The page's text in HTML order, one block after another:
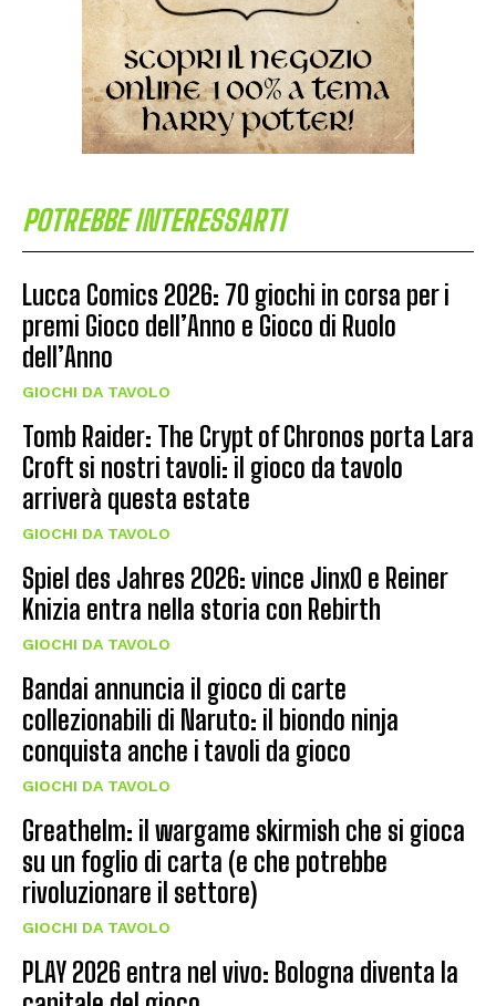
POTREBBE INTERESSARTI
Lucca Comics 2026: 70 giochi in corsa per i
premi Gioco dell’Anno e Gioco di Ruolo
dell’Anno
GIOCHI DA TAVOLO
Tomb Raider: The Crypt of Chronos porta Lara
Croft si nostri tavoli: il gioco da tavolo
arriverà questa estate
GIOCHI DA TAVOLO
Spiel des Jahres 2026: vince JinxO e Reiner
Knizia entra nella storia con Rebirth
GIOCHI DA TAVOLO
Bandai annuncia il gioco di carte
collezionabili di Naruto: il biondo ninja
conquista anche i tavoli da gioco
GIOCHI DA TAVOLO
Greathelm: il wargame skirmish che si gioca
su un foglio di carta (e che potrebbe
rivoluzionare il settore)
GIOCHI DA TAVOLO
PLAY 2026 entra nel vivo: Bologna diventa la